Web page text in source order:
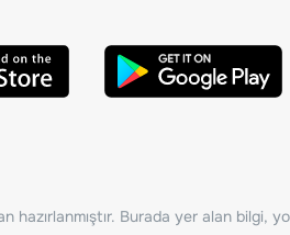
Burada yer alan bilgi,